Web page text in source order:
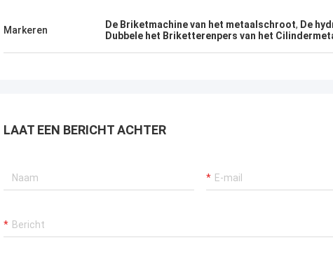
Markeren De Briketmachine van het metaalschroot, De
Dubbele het Briketterenpers van het
LAAT EEN BERICHT ACHTER